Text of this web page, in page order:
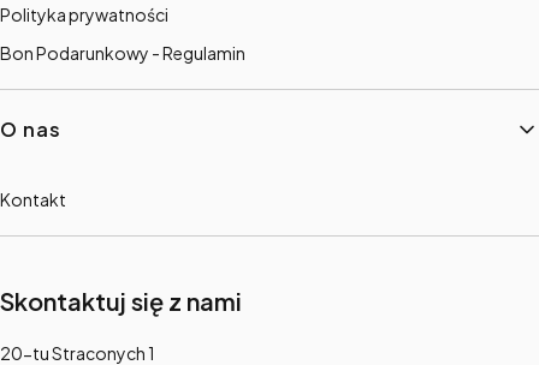
Polityka prywatności
Bon Podarunkowy - Regulamin
O nas
Kontakt
Skontaktuj się z nami
Adres:
20-tu Straconych 1